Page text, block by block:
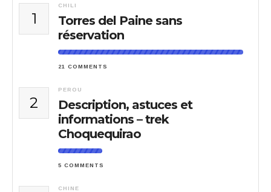
1
CHILI
Torres del Paine sans
réservation
21 COMMENTS
2
PEROU
Description, astuces et
informations – trek
Choquequirao
5 COMMENTS
CHINE